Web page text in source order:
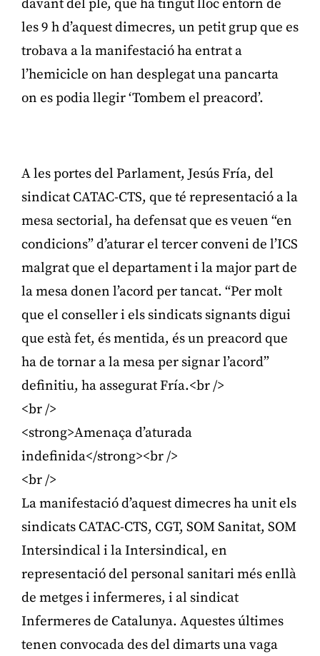
davant del ple, que ha tingut lloc entorn de
les 9 h d’aquest dimecres, un petit grup que es
trobava a la manifestació ha entrat a
l’hemicicle on han desplegat una pancarta
on es podia llegir ‘Tombem el preacord’.
A les portes del Parlament, Jesús Fría, del
sindicat CATAC-CTS, que té representació a la
mesa sectorial, ha defensat que es veuen “en
condicions” d’aturar el tercer conveni de l’ICS
malgrat que el departament i la major part de
la mesa donen l’acord per tancat. “Per molt
que el conseller i els sindicats signants digui
que està fet, és mentida, és un preacord que
ha de tornar a la mesa per signar l’acord”
definitiu, ha assegurat Fría.<br />
<br />
<strong>Amenaça d’aturada
indefinida</strong><br />
<br />
La manifestació d’aquest dimecres ha unit els
sindicats CATAC-CTS, CGT, SOM Sanitat, SOM
Intersindical i la Intersindical, en
representació del personal sanitari més enllà
de metges i infermeres, i al sindicat
Infermeres de Catalunya. Aquestes últimes
tenen convocada des del dimarts una vaga